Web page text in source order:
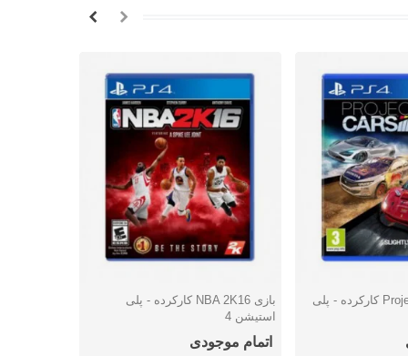
بازی Project CARS 2 کارکرده - پلی
دوست داشتنبازی NBA 2K16 کارکرده - پلی
استیشن 4
اتمام موجودی